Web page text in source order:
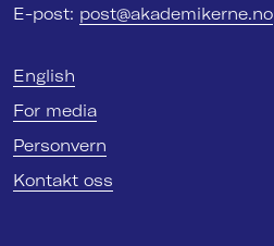
E-post: post@akademikerne.no
English
For media
Personvern
Kontakt oss